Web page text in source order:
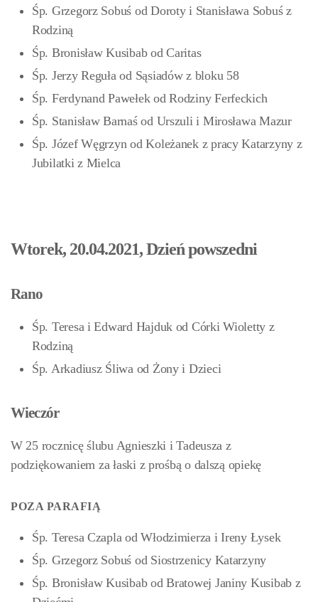
Śp. Grzegorz Sobuś od Doroty i Stanisława Sobuś z
Rodziną
Śp. Bronisław Kusibab od Caritas
Śp. Jerzy Reguła od Sąsiadów z bloku 58
Śp. Ferdynand Pawełek od Rodziny Ferfeckich
Śp. Stanisław Barnaś od Urszuli i Mirosława Mazur
Śp. Józef Węgrzyn od Koleżanek z pracy Katarzyny z
Jubilatki z Mielca
Wtorek, 20.04.2021, Dzień powszedni
Rano
Śp. Teresa i Edward Hajduk od Córki Wioletty z
Rodziną
Śp. Arkadiusz Śliwa od Żony i Dzieci
Wieczór
W 25 rocznicę ślubu Agnieszki i Tadeusza z
podziękowaniem za łaski z prośbą o dalszą opiekę
POZA PARAFIĄ
Śp. Teresa Czapla od Włodzimierza i Ireny Łysek
Śp. Grzegorz Sobuś od Siostrzenicy Katarzyny
Śp. Bronisław Kusibab od Bratowej Janiny Kusibab z